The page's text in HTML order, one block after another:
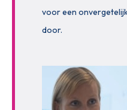
voor een
door.